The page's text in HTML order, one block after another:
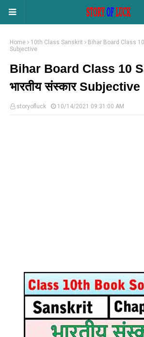
Home 10th Class Sanskrit
Bihar Board Class
Subjective
Bihar Board Class 10
भारतीय संस्कार Subjective
storyofluck 10/14/2021 09:31:00 AM